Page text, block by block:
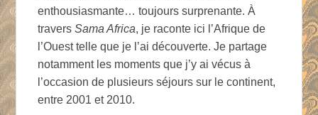
enthousiasmante… toujours surprenante. À
traversSama Africa, je raconte ici l’Afrique de
l’Ouest telle que je l’ai découverte. Je partage
notamment les moments que j’y ai vécus à
l’occasion de plusieurs séjours sur le continent,
entre 2001 et 2010.